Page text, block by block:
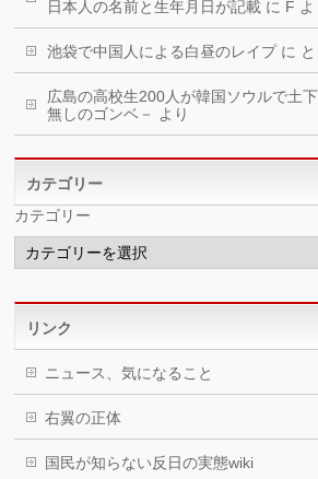
日本人の名前と生年月日が記載 に F よ
池袋で中国人による白昼のレイプに
広島の高校生200人が韓国ソウルで土
無しのゴンベ－
より
カテゴリー
カテゴリー
リンク
ニュース、気になること
右翼の正体
国民が知らない反日の実態wiki